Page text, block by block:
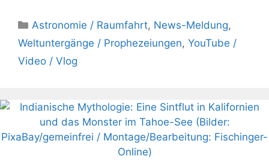
Kategorien
Astronomie / Raumfahrt, News-Meldung,
Weltuntergänge / Prophezeiungen, YouTube /
Video / Vlog